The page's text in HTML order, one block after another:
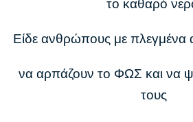
το καθαρό
Είδε ανθρώπους με πλεγμένα
να αρπάζουν το ΦΩΣ και να
τους